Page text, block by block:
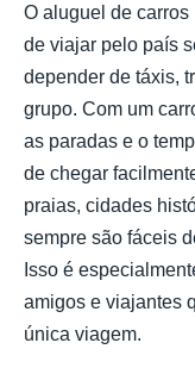
O aluguel de
de viajar pelo país
depender de táxis,
grupo. Com um
as paradas e o
de chegar
praias, cidades
sempre são fáceis
Isso é
amigos e viajantes
única viagem.